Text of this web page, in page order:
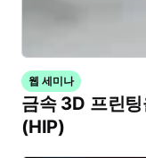
웹 세미나
금속 3D 프린
(HIP)